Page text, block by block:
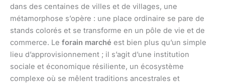
dans des centaines de villes et de villages, une
métamorphose s’opère : une place ordinaire se pare de
stands colorés et se transforme en un pôle de vie et de
commerce. Le forain marché est bien plus qu’un simple
lieu d’approvisionnement ; il s’agit d’une institution
sociale et économique résiliente, un écosystème
complexe où se mêlent traditions ancestrales et